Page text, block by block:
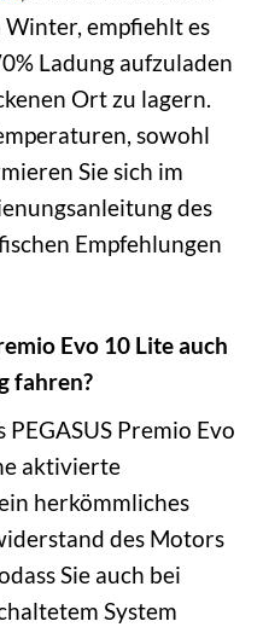
empfiehlt es
Ladung aufzuladen
Ort zu lagern.
sowohl
Sie sich im
des
Empfehlungen
Evo 10 Lite auch
fahren?
Premio Evo
aktivierte
herkömmliches
des Motors
Sie auch bei
System